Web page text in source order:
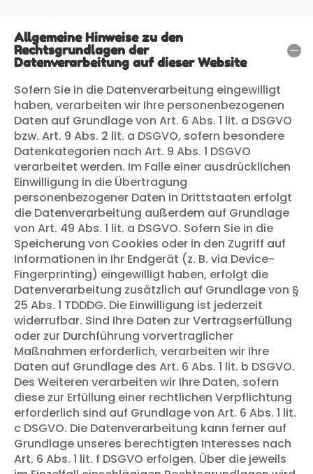
Allgemeine Hinweise zu den
Rechtsgrundlagen der
Datenverarbeitung auf dieser Website
Sofern Sie in die Datenverarbeitung eingewilligt
haben, verarbeiten wir Ihre personenbezogenen
Daten auf Grundlage von Art. 6 Abs. 1 lit. a DSGVO
bzw. Art. 9 Abs. 2 lit. a DSGVO, sofern besondere
Datenkategorien nach Art. 9 Abs. 1 DSGVO
verarbeitet werden. Im Falle einer ausdrücklichen
Einwilligung in die Übertragung
personenbezogener Daten in Drittstaaten erfolgt
die Datenverarbeitung außerdem auf Grundlage
von Art. 49 Abs. 1 lit. a DSGVO. Sofern Sie in die
Speicherung von Cookies oder in den Zugriff auf
Informationen in Ihr Endgerät (z. B. via Device-
Fingerprinting) eingewilligt haben, erfolgt die
Datenverarbeitung zusätzlich auf Grundlage von §
25 Abs. 1 TDDDG. Die Einwilligung ist jederzeit
widerrufbar. Sind Ihre Daten zur Vertragserfüllung
oder zur Durchführung vorvertraglicher
Maßnahmen erforderlich, verarbeiten wir Ihre
Daten auf Grundlage des Art. 6 Abs. 1 lit. b DSGVO.
Des Weiteren verarbeiten wir Ihre Daten, sofern
diese zur Erfüllung einer rechtlichen Verpflichtung
erforderlich sind auf Grundlage von Art. 6 Abs. 1 lit.
c DSGVO. Die Datenverarbeitung kann ferner auf
Grundlage unseres berechtigten Interesses nach
Art. 6 Abs. 1 lit. f DSGVO erfolgen. Über die jeweils